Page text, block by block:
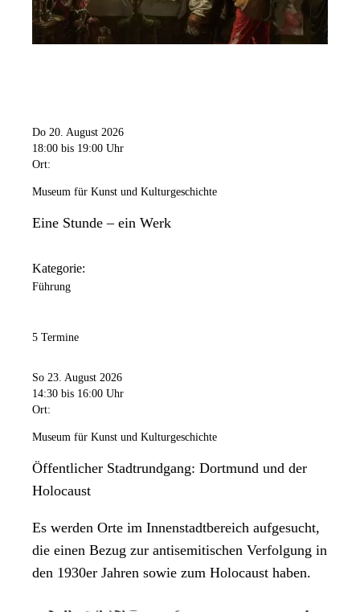
Do 20. August 2026
18:00 bis 19:00 Uhr
Ort:
Museum für Kunst und Kulturgeschichte
Eine Stunde – ein Werk
Kategorie:
Führung
5 Termine
So 23. August 2026
14:30 bis 16:00 Uhr
Ort:
Museum für Kunst und Kulturgeschichte
Öffentlicher Stadtrundgang: Dortmund und der
Holocaust
Es werden Orte im Innenstadtbereich aufgesucht,
die einen Bezug zur antisemitischen Verfolgung in
den 1930er Jahren sowie zum Holocaust haben.